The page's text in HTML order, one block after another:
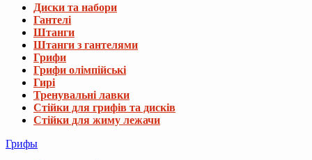
Диски та набори
Гантелі
Штанги
Штанги з гантелями
Грифи
Грифи олімпійські
Гирі
Тренувальні лавки
Стійки для грифів та дисків
Стійки для жиму лежачи
Грифы